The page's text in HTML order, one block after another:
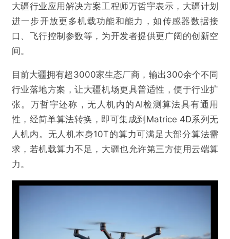
大疆行业应用解决方案工程师万哲宇表示，大疆计划
进一步开放更多机载功能和能力，如传感器数据接
口、飞行控制参数等，为开发者提供更广阔的创新空
间。
目前大疆拥有超3000家生态厂商，输出300余个不同
行业落地方案，让大疆机场更具普适性，便于行业扩
张。万哲宇还称，无人机内的AI检测算法具有通用
性，经简单算法转换，即可集成到Matrice 4D系列无
人机内。无人机本身10T的算力可满足大部分算法需
求，若机载算力不足，大疆也允许第三方使用云端算
力。